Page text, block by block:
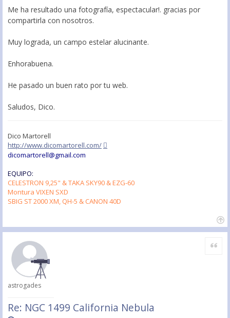
Me ha resultado una fotografía, espectacular!. gracias por
compartirla con nosotros.
Muy lograda, un campo estelar alucinante.
Enhorabuena.
He pasado un buen rato por tu web.
Saludos, Dico.
Dico Martorell
http://www.dicomartorell.com/
dicomartorell@gmail.com
EQUIPO:
CELESTRON 9,25" & TAKA SKY90 & EZG-60
Montura VIXEN SXD
SBIG ST 2000 XM, QH-5 & CANON 40D
astrogades
Re: NGC 1499 California Nebula
Citar